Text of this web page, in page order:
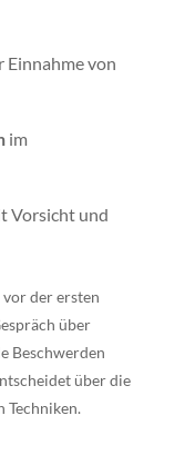
Einnahme von
im
Vorsicht und
der ersten
über
Beschwerden
über die
Techniken.